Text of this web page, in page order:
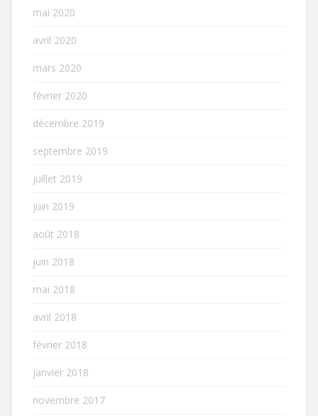
mai 2020
avril 2020
mars 2020
février 2020
décembre 2019
septembre 2019
juillet 2019
juin 2019
août 2018
juin 2018
mai 2018
avril 2018
février 2018
janvier 2018
novembre 2017